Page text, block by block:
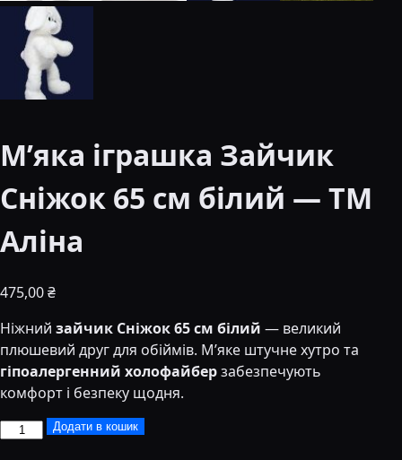
М’яка іграшка Зайчик
Сніжок 65 см білий — ТМ
Аліна
475,00₴
Ніжний зайчик Сніжок 65 см білий — великий
плюшевий друг для обіймів. М’яке штучне хутро та
гіпоалергенний холофайберзабезпечують
комфорт і безпеку щодня.
М’яка
Додати в кошик